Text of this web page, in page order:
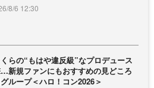
8/6 12:30
らの“もはや違反級”なプロデュース
新規ファンにもおすすめの見どころ
ループ＜ハロ！コン2026＞